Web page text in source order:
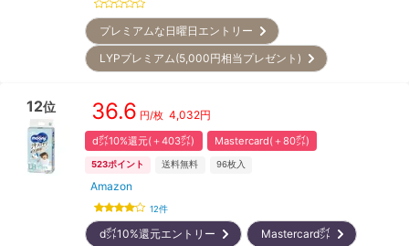
プレミアムな日曜日エントリー
LYPプレミアム(5,000円相当プレゼント)
12位 36.6 円/枚 4,032円
d㌽10%還元(＋403㌽) Mastercard(＋80㌽)
523ポイント 送料無料 96枚入
Amazon
12件
d㌽10%還元エントリー Mastercard㌽